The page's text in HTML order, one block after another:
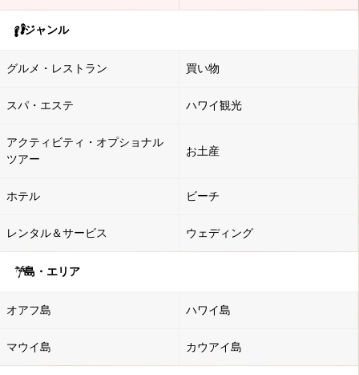
ジャンル
グルメ・レストラン 買い物
スパ・エステ ハワイ観光
アクティビティ・オプショナル
ツアー
お土産
ホテル ビーチ
レンタル＆サービス ウェディング
島・エリア
オアフ島 ハワイ島
マウイ島 カウアイ島